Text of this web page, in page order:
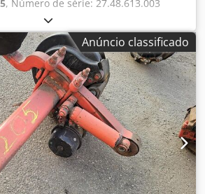
, Número de série: 27.48.613.003
Temos em stock mais de 100 eixos.
que procura, entre em contacto
Anúncio classificado